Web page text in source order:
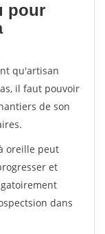
pour
qu'artisan
il faut pouvoir
de son
oreille peut
et
dans